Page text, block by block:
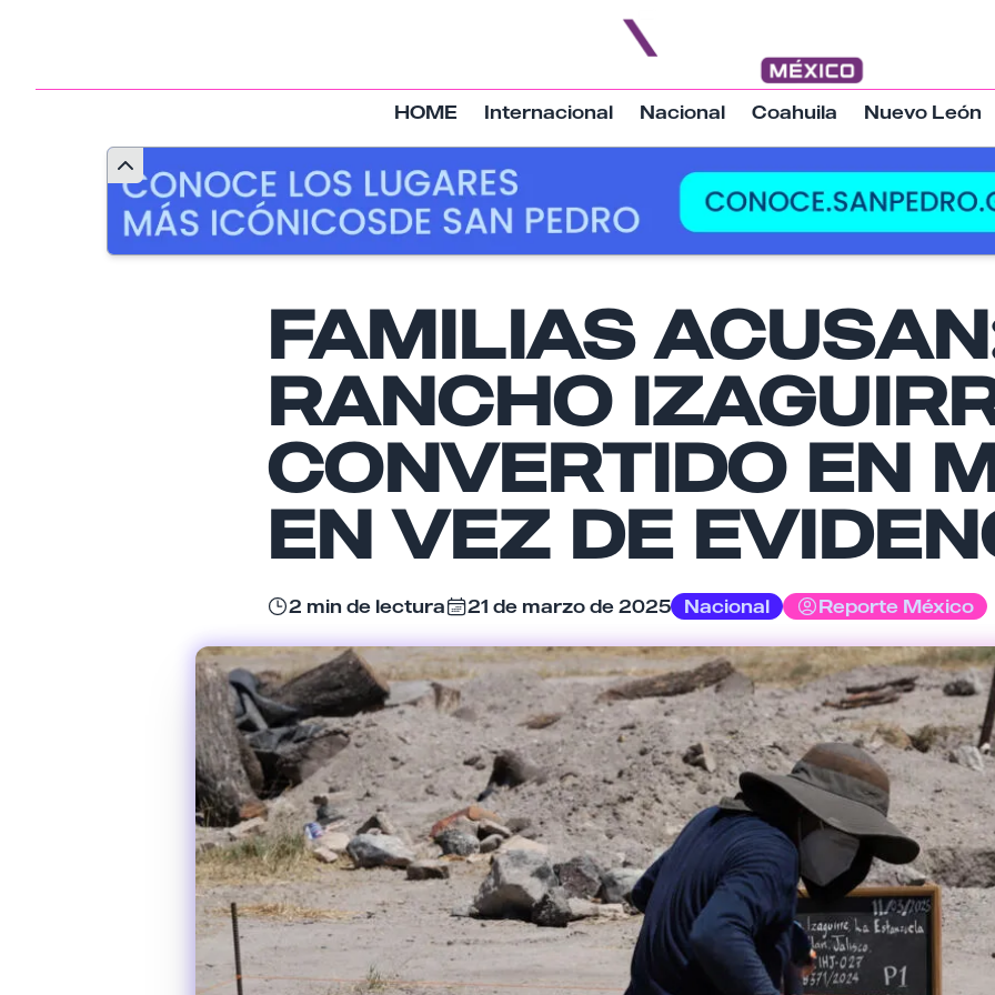
HOME Internacional Nacional Coahuila Nuevo León
FAMILIAS
RANCHO
CONVERTIDO EN
EN VEZ DE
2 min de lectura 21 de marzo de 2025 Nacional Reporte México
Nombre
Email
Tu comentario
Cancelar Enviar comentario